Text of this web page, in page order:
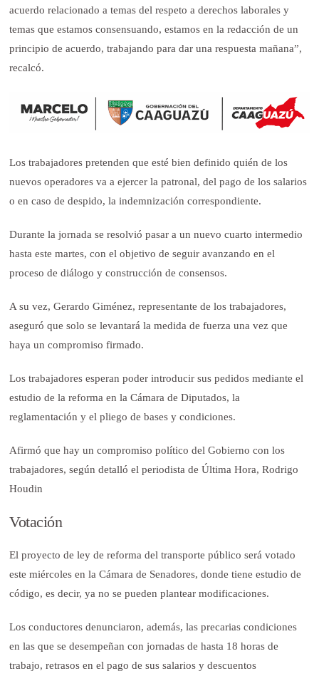
acuerdo relacionado a temas del respeto a derechos laborales y
temas que estamos consensuando, estamos en la redacción de un
principio de acuerdo, trabajando para dar una respuesta mañana”,
recalcó.
Los trabajadores pretenden que esté bien definido quién de los
nuevos operadores va a ejercer la patronal, del pago de los salarios
o en caso de despido, la indemnización correspondiente.
Durante la jornada se resolvió pasar a un nuevo cuarto intermedio
hasta este martes, con el objetivo de seguir avanzando en el
proceso de diálogo y construcción de consensos.
A su vez, Gerardo Giménez, representante de los trabajadores,
aseguró que solo se levantará la medida de fuerza una vez que
haya un compromiso firmado.
Los trabajadores esperan poder introducir sus pedidos mediante el
estudio de la reforma en la Cámara de Diputados, la
reglamentación y el pliego de bases y condiciones.
Afirmó que hay un compromiso político del Gobierno con los
trabajadores, según detalló el periodista de Última Hora, Rodrigo
Houdin
Votación
El proyecto de ley de reforma del transporte público será votado
este miércoles en la Cámara de Senadores, donde tiene estudio de
código, es decir, ya no se pueden plantear modificaciones.
Los conductores denunciaron, además, las precarias condiciones
en las que se desempeñan con jornadas de hasta 18 horas de
trabajo, retrasos en el pago de sus salarios y descuentos